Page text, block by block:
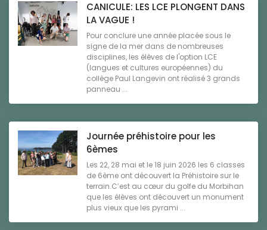
CANICULE: LES LCE PLONGENT DANS
LA VAGUE !
Pour conclure une année placée sous le
signe de la mer dans de nombreuses
disciplines, les élèves de l'option LCE
(langues et cultures européennes) du
collège Paul Langevin ont réalisé 3 grands
panneau ...
Journée préhistoire pour les
6èmes
Les 22, 28 mai et le 18 juin 2026 les 6 classes
de 6ème ont découvert la Préhistoire sur le
terrain.C’est au cœur du golfe du Morbihan
que les élèves ont découvert un monument
plus vieux que les pyrami ...